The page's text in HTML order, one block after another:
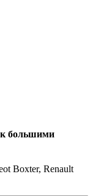
большими
Boxter, Renault